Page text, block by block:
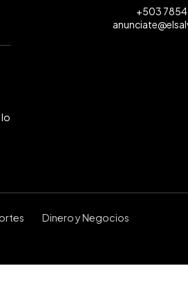
+503
Dinero y Negocios